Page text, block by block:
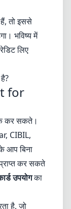
तो इससे
भविष्य में
लिए
for
कर सकते।
CIBIL,
आप बिना
कर सकते
उपयोगका
है, जो